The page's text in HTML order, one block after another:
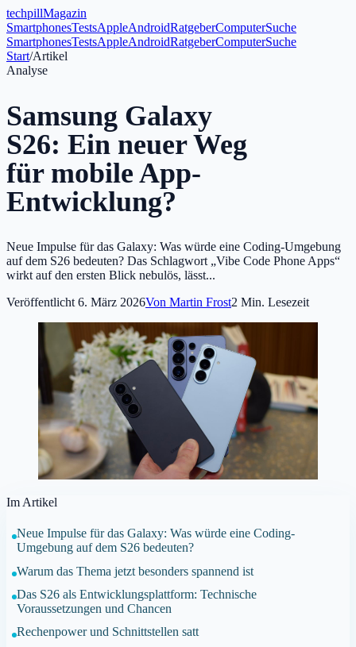
techpillMagazin
SmartphonesTestsAppleAndroidRatgeberComputerSuche
SmartphonesTestsAppleAndroidRatgeberComputerSuche
Start/Artikel
Analyse
Samsung Galaxy
S26: Ein neuer Weg
für mobile App-
Entwicklung?
Neue Impulse für das Galaxy: Was würde eine Coding-Umgebung
auf dem S26 bedeuten? Das Schlagwort „Vibe Code Phone Apps“
wirkt auf den ersten Blick nebulös, lässt...
Veröffentlicht 6. März 2026Von Martin Frost2 Min. Lesezeit
Im Artikel
Neue Impulse für das Galaxy: Was würde eine Coding-
Umgebung auf dem S26 bedeuten?
Warum das Thema jetzt besonders spannend ist
Das S26 als Entwicklungsplattform: Technische
Voraussetzungen und Chancen
Rechenpower und Schnittstellen satt